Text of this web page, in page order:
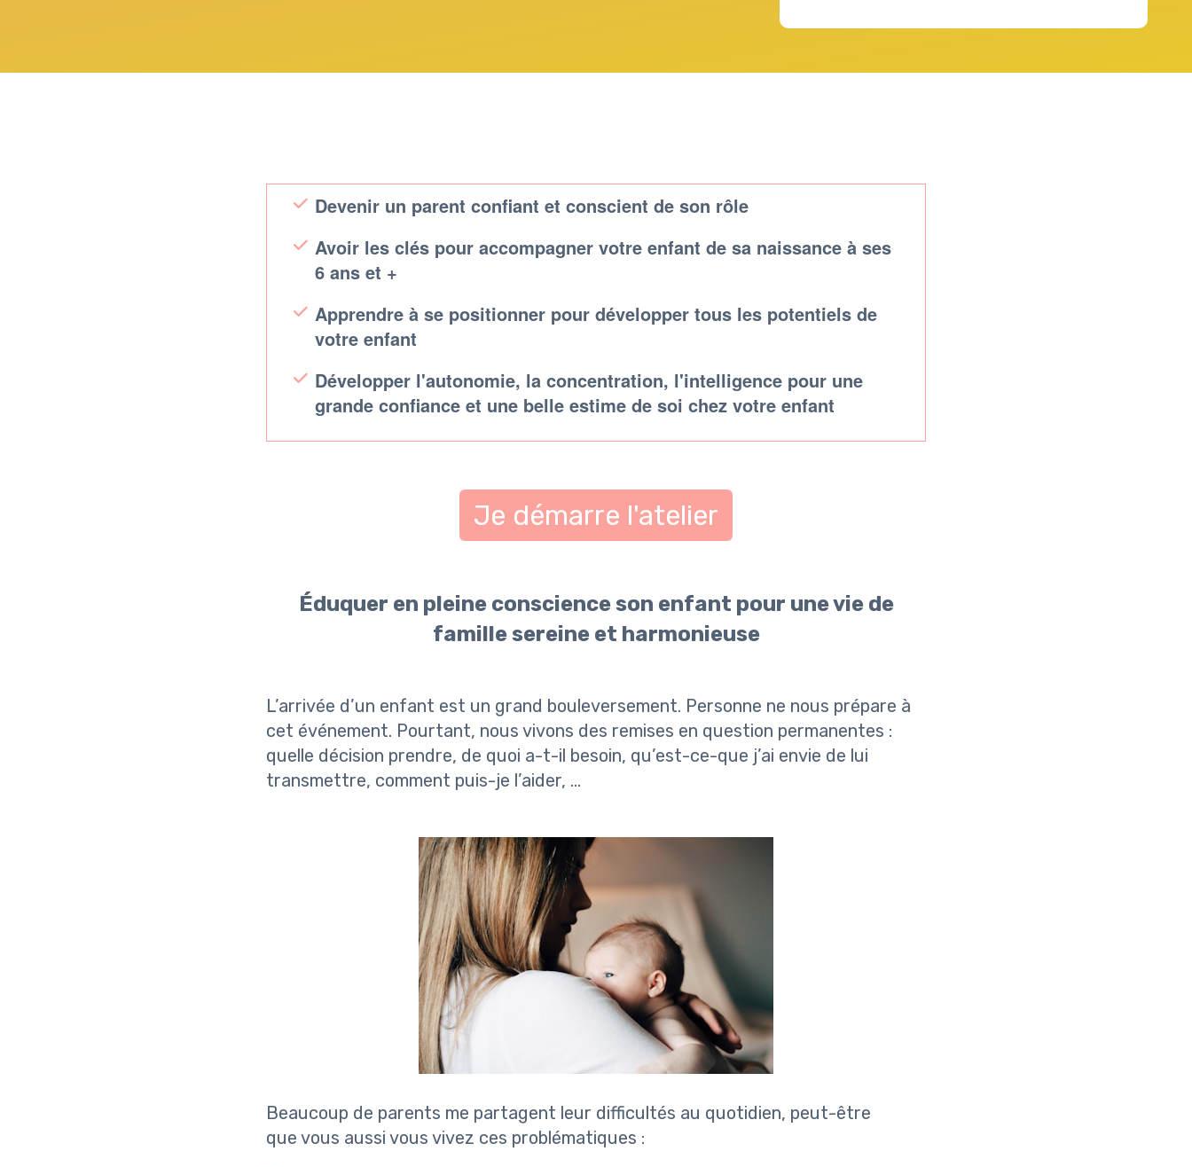
Devenir un parent confiant et conscient de son rôle
Avoir les clés pour accompagner votre enfant de sa naissance à ses
6 ans et +
Apprendre à se positionner pour développer tous les potentiels de
votre enfant
Développer l'autonomie, la concentration, l'intelligence pour une
grande confiance et une belle estime de soi chez votre enfant
Je démarre l'atelier
Éduquer en pleine conscience son enfant pour une vie de
famille sereine et harmonieuse
L’arrivée d’un enfant est un grand bouleversement. Personne ne nous prépare à
cet événement. Pourtant, nous vivons des remises en question permanentes :
quelle décision prendre, de quoi a-t-il besoin, qu’est-ce-que j’ai envie de lui
transmettre, comment puis-je l’aider, …
Beaucoup de parents me partagent leur difficultés au quotidien, peut-être
que vous aussi vous vivez ces problématiques :